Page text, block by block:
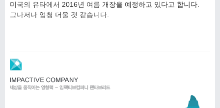
미국의 유타에서 2016년 여름 개장을 예정하고 있다고 합니다.
그나저나 엄청 더울 것 같습니다.